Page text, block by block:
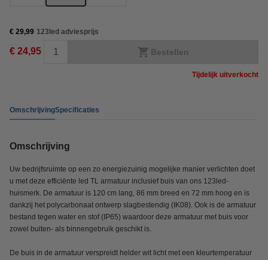
€ 29,99 123led adviesprijs
€ 24,95 Bestellen
Tijdelijk uitverkocht
OmschrijvingSpecificaties
Omschrijving
Uw bedrijfsruimte op een zo energiezuinig mogelijke manier verlichten doet
u met deze efficiënte led TL armatuur inclusief buis van ons 123led-
huismerk. De armatuur is 120 cm lang, 86 mm breed en 72 mm hoog en is
dankzij het polycarbonaat ontwerp slagbestendig (IK08). Ook is de armatuur
bestand tegen water en stof (IP65) waardoor deze armatuur met buis voor
zowel buiten- als binnengebruik geschikt is.
De buis in de armatuur verspreidt helder wit licht met een kleurtemperatuur